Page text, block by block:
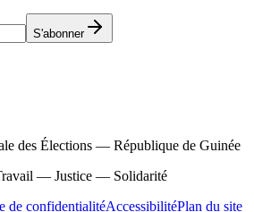
S'abonner
des Élections — République de Guinée
— Justice — Solidarité
de confidentialitéAccessibilitéPlan du site